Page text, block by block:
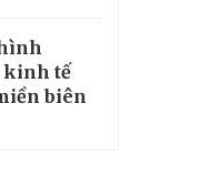
kinh tế
biên